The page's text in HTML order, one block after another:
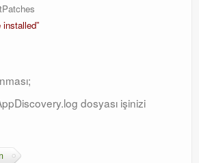
installed”
dosyası işinizi